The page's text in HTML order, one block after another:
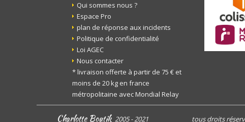
Qui sommes nous ?
Espace Pro
plan de réponse aux incidents
Politique de confidentialité
Loi AGEC
Nous contacter
* livraison offerte à partir de 75 € et
moins de 20 kg en france
métropolitaine avec Mondial Relay
Charlotte Boutik 2005 - 2021 tous droits